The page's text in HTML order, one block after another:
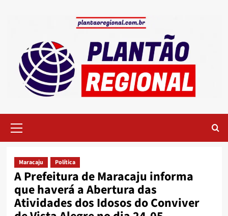
Menu
Maracaju Política
A Prefeitura de Maracaju informa
que haverá a Abertura das
Atividades dos Idosos do Conviver